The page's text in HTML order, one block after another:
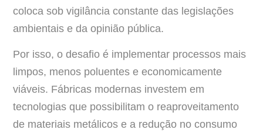
coloca sob vigilância constante das legislações
ambientais e da opinião pública.
Por isso, o desafio é implementar processos mais
limpos, menos poluentes e economicamente
viáveis. Fábricas modernas investem em
tecnologias que possibilitam o reaproveitamento
de materiais metálicos e a redução no consumo